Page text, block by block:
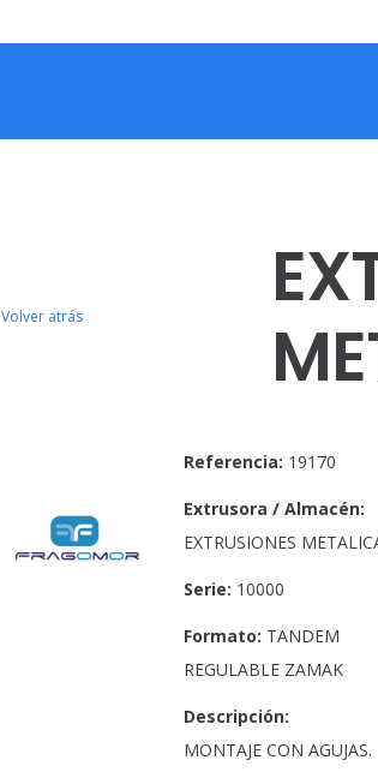
Volver atrás
Referencia: 19170
Extrusora / Almacén:
EXTRUSIONES
Serie: 10000
Formato: TANDEM
REGULABLE ZAMAK
Descripción:
MONTAJE CON AGUJAS.